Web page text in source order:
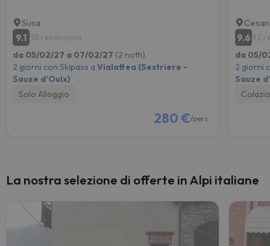
Susa
9.1 38 recensioni
da 05/02/27 a 07/02/27 (2 notti)
2 giorni con Skipass a Vialattea (Sestriere -
Sauze d'Oulx)
Solo Alloggio
280 €/pers.
9.6 92
da 05/
2 giorni
Sauze
La nostra selezione di offerte in Alpi italiane